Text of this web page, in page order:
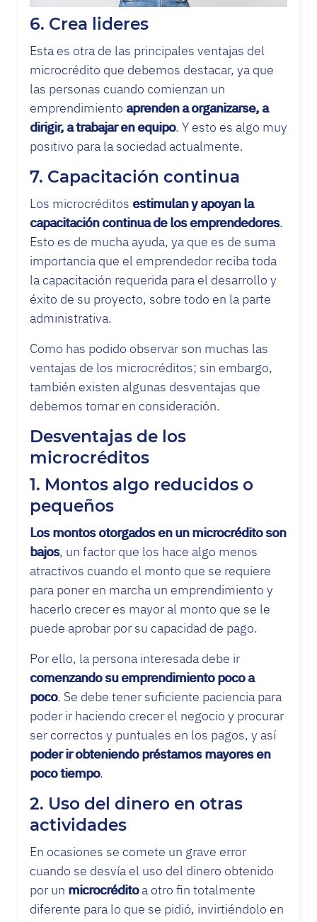
6. Crea lideres
Esta es otra de las principales ventajas del
microcrédito que debemos destacar, ya que
las personas cuando comienzan un
emprendimiento aprenden a organizarse, a
dirigir, a trabajar en equipo. Y esto es algo muy
positivo para la sociedad actualmente.
7. Capacitación continua
Los microcréditos estimulan y apoyan la
capacitación continua de los emprendedores.
Esto es de mucha ayuda, ya que es de suma
importancia que el emprendedor reciba toda
la capacitación requerida para el desarrollo y
éxito de su proyecto, sobre todo en la parte
administrativa.
Como has podido observar son muchas las
ventajas de los microcréditos; sin embargo,
también existen algunas desventajas que
debemos tomar en consideración.
Desventajas de los
microcréditos
1. Montos algo reducidos o
pequeños
Los montos otorgados en un microcrédito son
bajos, un factor que los hace algo menos
atractivos cuando el monto que se requiere
para poner en marcha un emprendimiento y
hacerlo crecer es mayor al monto que se le
puede aprobar por su capacidad de pago.
Por ello, la persona interesada debe ir
comenzando su emprendimiento poco a
poco. Se debe tener suficiente paciencia para
poder ir haciendo crecer el negocio y procurar
ser correctos y puntuales en los pagos, y así
poder ir obteniendo préstamos mayores en
poco tiempo.
2. Uso del dinero en otras
actividades
En ocasiones se comete un grave error
cuando se desvía el uso del dinero obtenido
por un microcréditoa otro fin totalmente
diferente para lo que se pidió, invirtiéndolo en